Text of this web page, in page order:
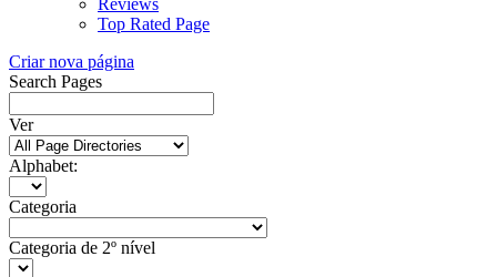
Top Rated Page
Criar nova página
Search Pages
Ver
Alphabet:
Categoria
Categoria de 2º nível